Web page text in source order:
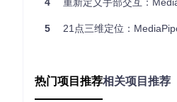
测当前帧的手部区域，仅当追
优势：实时性与准确性的双赢
5 21点三维定位：
热门项目推荐相关项目推荐